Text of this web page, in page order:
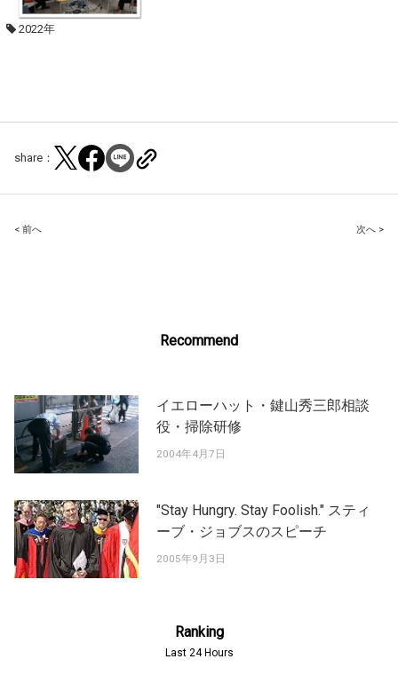
2022年
share：
Post
< 前へ 次へ >
Recommend
イエローハット・鍵山秀三郎相談
役・掃除研修
2004年4月7日
"Stay Hungry. Stay Foolish." スティ
ーブ・ジョブスのスピーチ
2005年9月3日
Ranking
Last 24 Hours